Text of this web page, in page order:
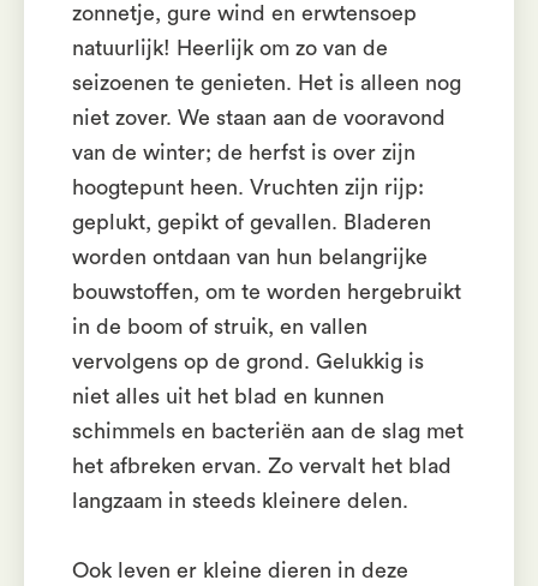
zonnetje, gure wind en erwtensoep
natuurlijk! Heerlijk om zo van de
seizoenen te genieten. Het is alleen nog
niet zover. We staan aan de vooravond
van de winter; de herfst is over zijn
hoogtepunt heen. Vruchten zijn rijp:
geplukt, gepikt of gevallen. Bladeren
worden ontdaan van hun belangrijke
bouwstoffen, om te worden hergebruikt
in de boom of struik, en vallen
vervolgens op de grond. Gelukkig is
niet alles uit het blad en kunnen
schimmels en bacteriën aan de slag met
het afbreken ervan. Zo vervalt het blad
langzaam in steeds kleinere delen.
Ook leven er kleine dieren in deze